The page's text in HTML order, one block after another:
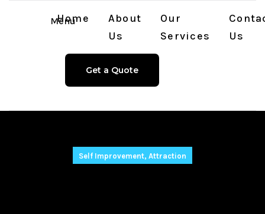
Menu
Home
About
Us
Our
Services
Us
Get a Quote
Self Improvement, Attraction